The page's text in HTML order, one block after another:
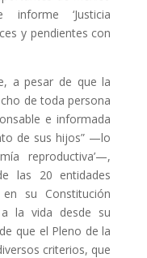
‘Justicia
y pendientes con
a pesar de que la
de toda persona
e informada
de sus hijos” —lo
reproductiva’—,
las 20 entidades
su Constitución
a la vida desde su
que el Pleno de la
criterios, que